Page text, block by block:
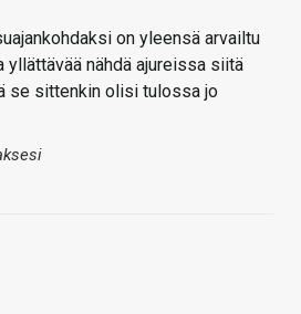
on yleensä arvailtu
yllättävää nähdä ajureissa siitä
se sittenkin olisi tulossa jo